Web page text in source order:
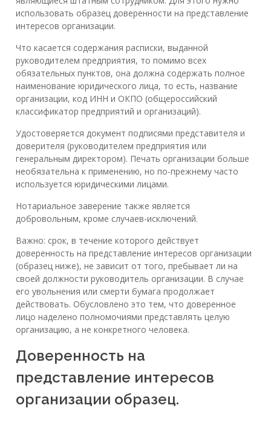
использовать образец доверенности на представление
интересов организации.
Что касается содержания расписки, выданной
руководителем предприятия, то помимо всех
обязательных пунктов, она должна содержать полное
наименование юридического лица, то есть, название
организации, код ИНН и ОКПО (общероссийский
классификатор предприятий и организаций).
Удостоверяется документ подписями представителя и
доверителя (руководителем предприятия или
генеральным директором). Печать организации больше
необязательна к применению, но по-прежнему часто
используется юридическими лицами.
Нотариальное заверение также является
добровольным, кроме случаев-исключений.
Важно: срок, в течение которого действует
доверенность на представление интересов организации
(образец ниже), не зависит от того, пребывает ли на
своей должности руководитель организации. В случае
его увольнения или смерти бумага продолжает
действовать. Обусловлено это тем, что доверенное
лицо наделено полномочиями представлять целую
организацию, а не конкретного человека.
Доверенность на
представление интересов
организации образец.